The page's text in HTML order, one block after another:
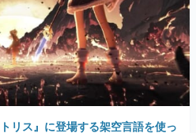
リス』に登場する架空言語を使っ